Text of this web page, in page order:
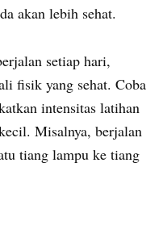
akan lebih sehat.
setiap hari,
fisik yang sehat. Coba
intensitas latihan
Misalnya, berjalan
tiang lampu ke tiang